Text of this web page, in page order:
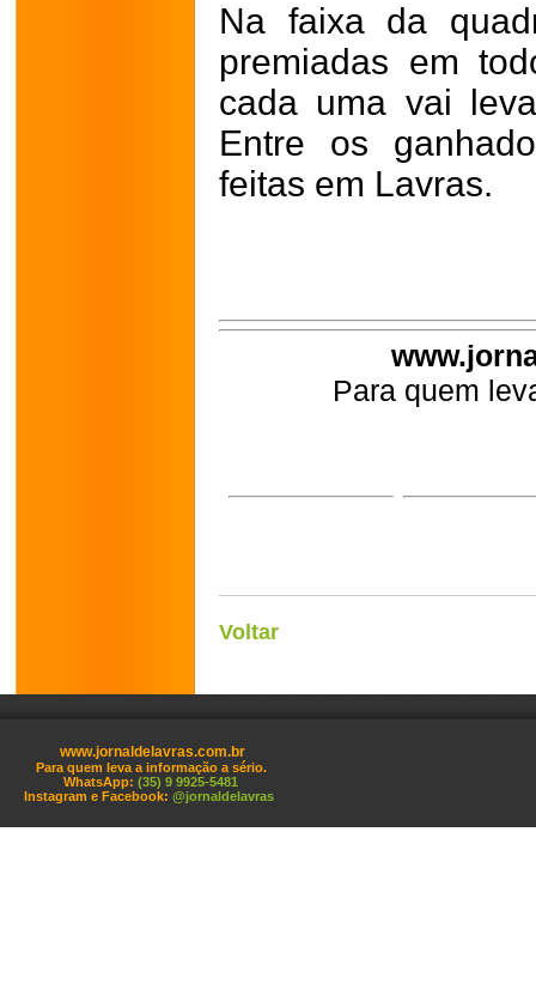
Na faixa da
premiadas em
cada uma vai
Entre os
feitas em Lavras.
Para quem
Voltar
www.jornaldelavras.com.br
Para quem leva a informação a sério.
WhatsApp: (35) 9 9925-5481
Instagram e Facebook: @jornaldelavras